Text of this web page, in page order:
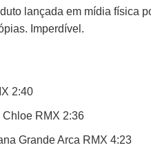
lançada em mídia física
Imperdível.
2:40
Chloe RMX 2:36
Grande Arca RMX 4:23